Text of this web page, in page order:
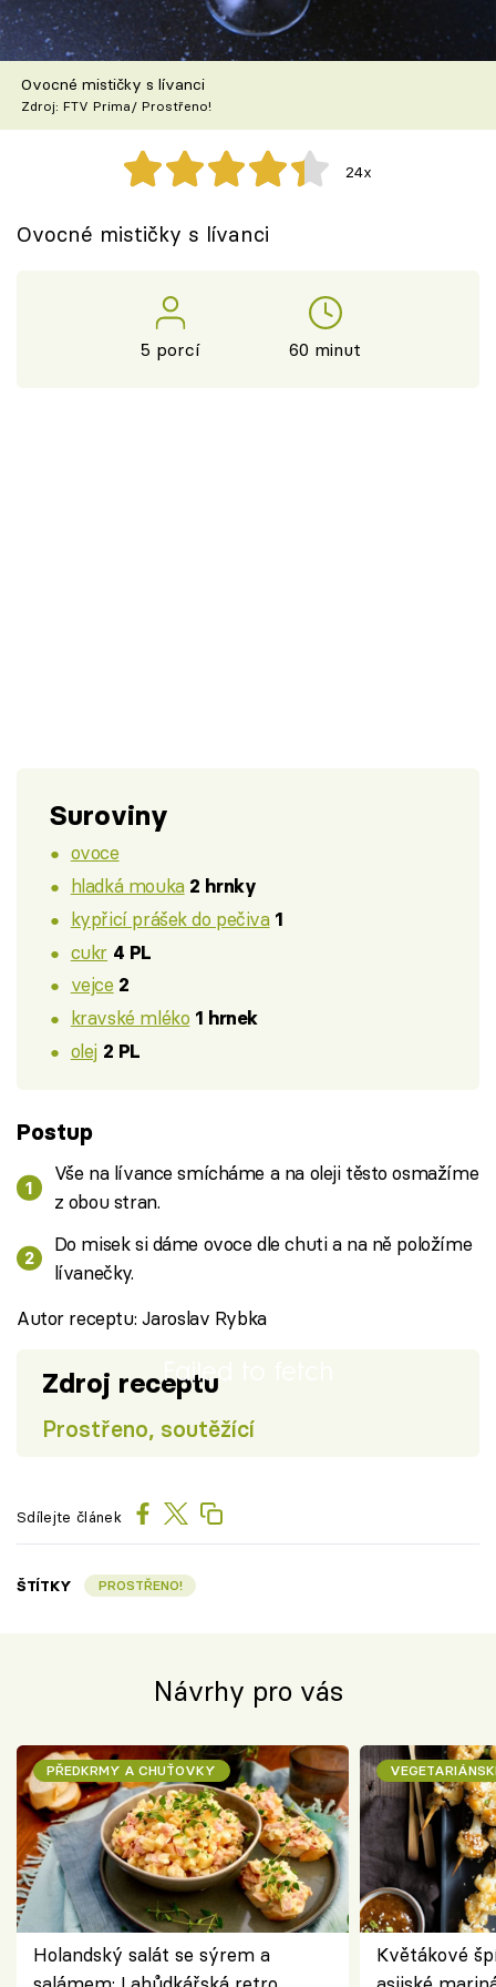
Škola vaření
Recepty z TV
Speciál: Cuketa
Těhotnej kuchař
Sledujte prima+
Ovocné mističky s lívanci
Zdroj: FTV Prima/ Prostřeno!
24x
Ovocné mističky s lívanci
5 porcí 60 minut
Suroviny
ovoce
hladká mouka 2 hrnky
kypřicí prášek do pečiva 1
cukr 4 PL
vejce 2
kravské mléko 1 hrnek
olej 2 PL
Postup
Vše na lívance smícháme a na oleji těsto osmažíme
z obou stran.
Do misek si dáme ovoce dle chuti a na ně položíme
lívanečky.
Autor receptu: Jaroslav Rybka
Failed to fetch
Zdroj receptu
Prostřeno, soutěžící
Sdílejte článek
ŠTÍTKY PROSTŘENO!
Návrhy pro vás
PŘEDKRMY A CHUŤOVKY
Holandský salát se sýrem a
Květákové